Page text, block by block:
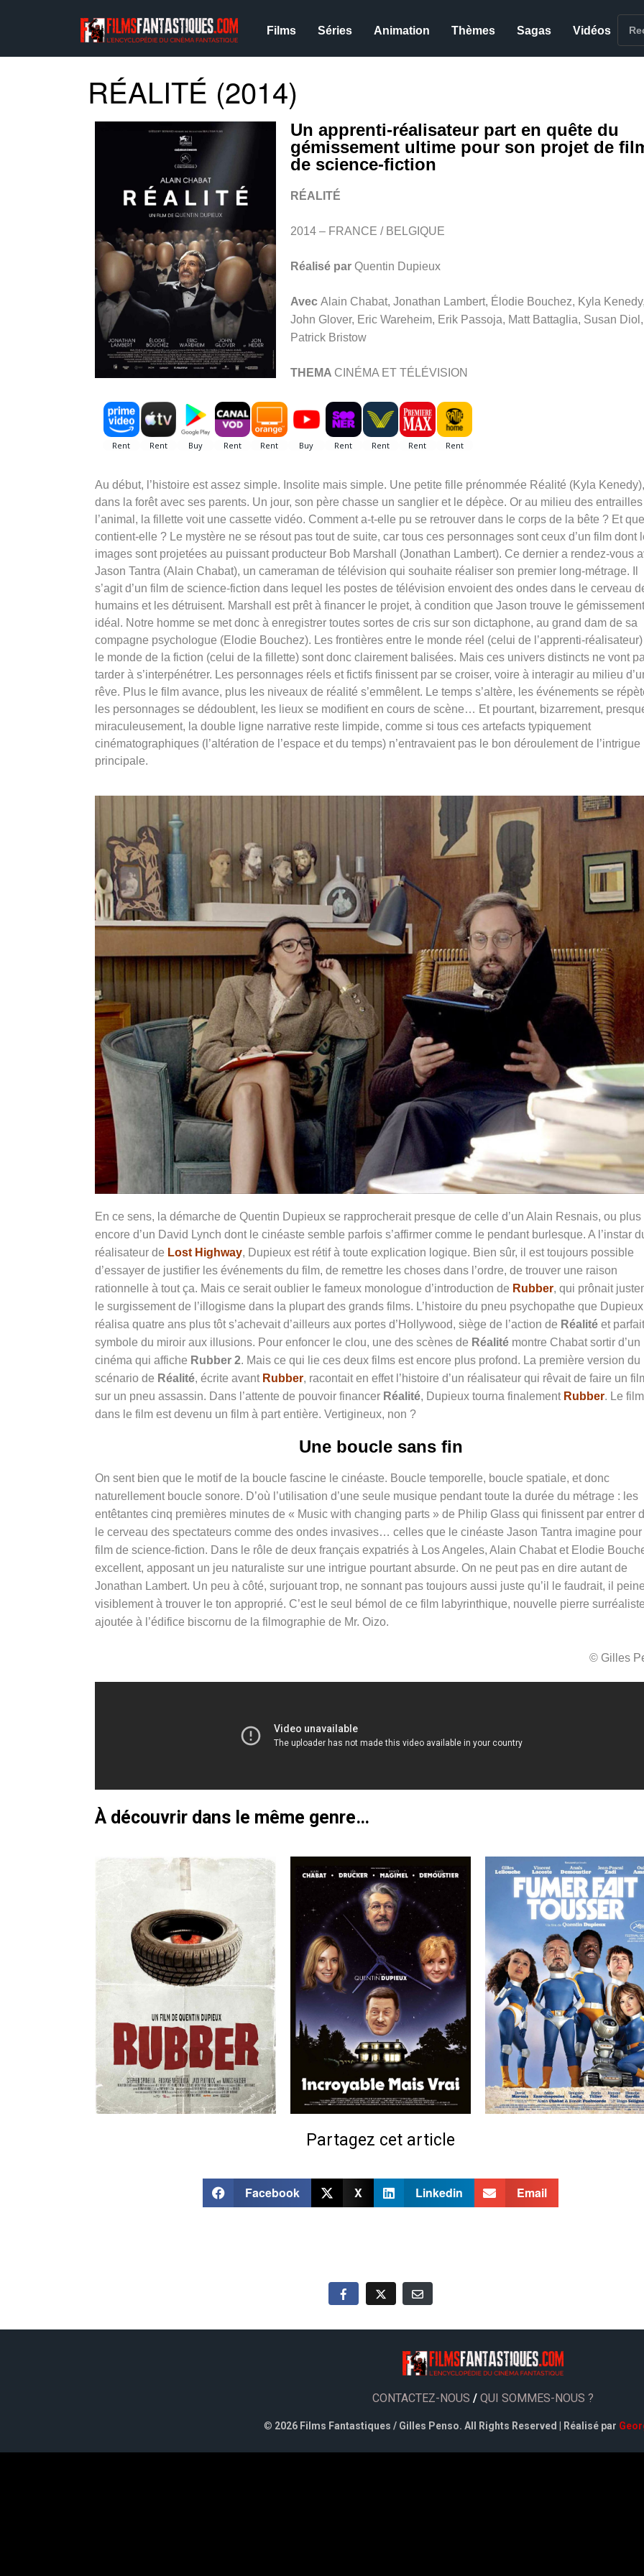
Films Séries Animation Thèmes Sagas Vidéos
RÉALITÉ (2014)
Un apprenti-réalisateur part en quête du
gémissement ultime pour son projet de
de science-fiction
RÉALITÉ
2014 – FRANCE / BELGIQUE
Réalisé par Quentin Dupieux
Avec Alain Chabat, Jonathan Lambert, Élodie Bouchez, Kyla
John Glover, Eric Wareheim, Erik Passoja, Matt Battaglia, Susan Diol,
Patrick Bristow
THEMA CINÉMA ET TÉLÉVISION
Au début, l’histoire est assez simple. Insolite mais simple. Une petite fille prénommée Réalité (Kyla
dans la forêt avec ses parents. Un jour, son père chasse un sanglier et le dépèce. Or au milieu des
l’animal, la fillette voit une cassette vidéo. Comment a-t-elle pu se retrouver dans le corps de la bête ? Et que
contient-elle ? Le mystère ne se résout pas tout de suite, car tous ces personnages sont ceux d’un film dont
images sont projetées au puissant producteur Bob Marshall (Jonathan Lambert). Ce dernier a rendez-vous
Jason Tantra (Alain Chabat), un cameraman de télévision qui souhaite réaliser son premier long-métrage. Il
s’agit d’un film de science-fiction dans lequel les postes de télévision envoient des ondes dans le cerveau
humains et les détruisent. Marshall est prêt à financer le projet, à condition que Jason trouve le gémissement
idéal. Notre homme se met donc à enregistrer toutes sortes de cris sur son dictaphone, au grand dam de sa
compagne psychologue (Elodie Bouchez). Les frontières entre le monde réel (celui de l’apprenti-
le monde de la fiction (celui de la fillette) sont donc clairement balisées. Mais ces univers distincts ne vont
tarder à s’interpénétrer. Les personnages réels et fictifs finissent par se croiser, voire à interagir au milieu
rêve. Plus le film avance, plus les niveaux de réalité s’emmêlent. Le temps s’altère, les événements se
les personnages se dédoublent, les lieux se modifient en cours de scène… Et pourtant, bizarrement,
miraculeusement, la double ligne narrative reste limpide, comme si tous ces artefacts typiquement
cinématographiques (l’altération de l’espace et du temps) n’entravaient pas le bon déroulement de l’intrigue
principale.
En ce sens, la démarche de Quentin Dupieux se rapprocherait presque de celle d’un Alain Resnais, ou plus
encore d’un David Lynch dont le cinéaste semble parfois s’affirmer comme le pendant burlesque. A l’instar
réalisateur de Lost Highway, Dupieux est rétif à toute explication logique. Bien sûr, il est toujours possible
d’essayer de justifier les événements du film, de remettre les choses dans l’ordre, de trouver une raison
rationnelle à tout ça. Mais ce serait oublier le fameux monologue d’introduction de Rubber, qui prônait
le surgissement de l’illogisme dans la plupart des grands films. L’histoire du pneu psychopathe que Dupieux
réalisa quatre ans plus tôt s’achevait d’ailleurs aux portes d’Hollywood, siège de l’action de Réalité et parfait
symbole du miroir aux illusions. Pour enfoncer le clou, une des scènes de Réalité montre Chabat sortir d’un
cinéma qui affiche Rubber 2. Mais ce qui lie ces deux films est encore plus profond. La première version du
scénario de Réalité, écrite avant Rubber, racontait en effet l’histoire d’un réalisateur qui rêvait de faire un
sur un pneu assassin. Dans l’attente de pouvoir financer Réalité, Dupieux tourna finalement Rubber. Le film
dans le film est devenu un film à part entière. Vertigineux, non ?
Une boucle sans fin
On sent bien que le motif de la boucle fascine le cinéaste. Boucle temporelle, boucle spatiale, et donc
naturellement boucle sonore. D’où l’utilisation d’une seule musique pendant toute la durée du métrage : les
entêtantes cinq premières minutes de « Music with changing parts » de Philip Glass qui finissent par entrer
le cerveau des spectateurs comme des ondes invasives… celles que le cinéaste Jason Tantra imagine pour
film de science-fiction. Dans le rôle de deux français expatriés à Los Angeles, Alain Chabat et Elodie
excellent, apposant un jeu naturaliste sur une intrigue pourtant absurde. On ne peut pas en dire autant de
Jonathan Lambert. Un peu à côté, surjouant trop, ne sonnant pas toujours aussi juste qu’il le faudrait, il
visiblement à trouver le ton approprié. C’est le seul bémol de ce film labyrinthique, nouvelle pierre
ajoutée à l’édifice biscornu de la filmographie de Mr. Oizo.
© Gilles
À découvrir dans le même genre…
Partagez cet article
Facebook X Linkedin Email
CONTACTEZ-NOUS / QUI SOMMES-NOUS ?
© 2026 Films Fantastiques / Gilles Penso. All Rights Reserved | Réalisé par